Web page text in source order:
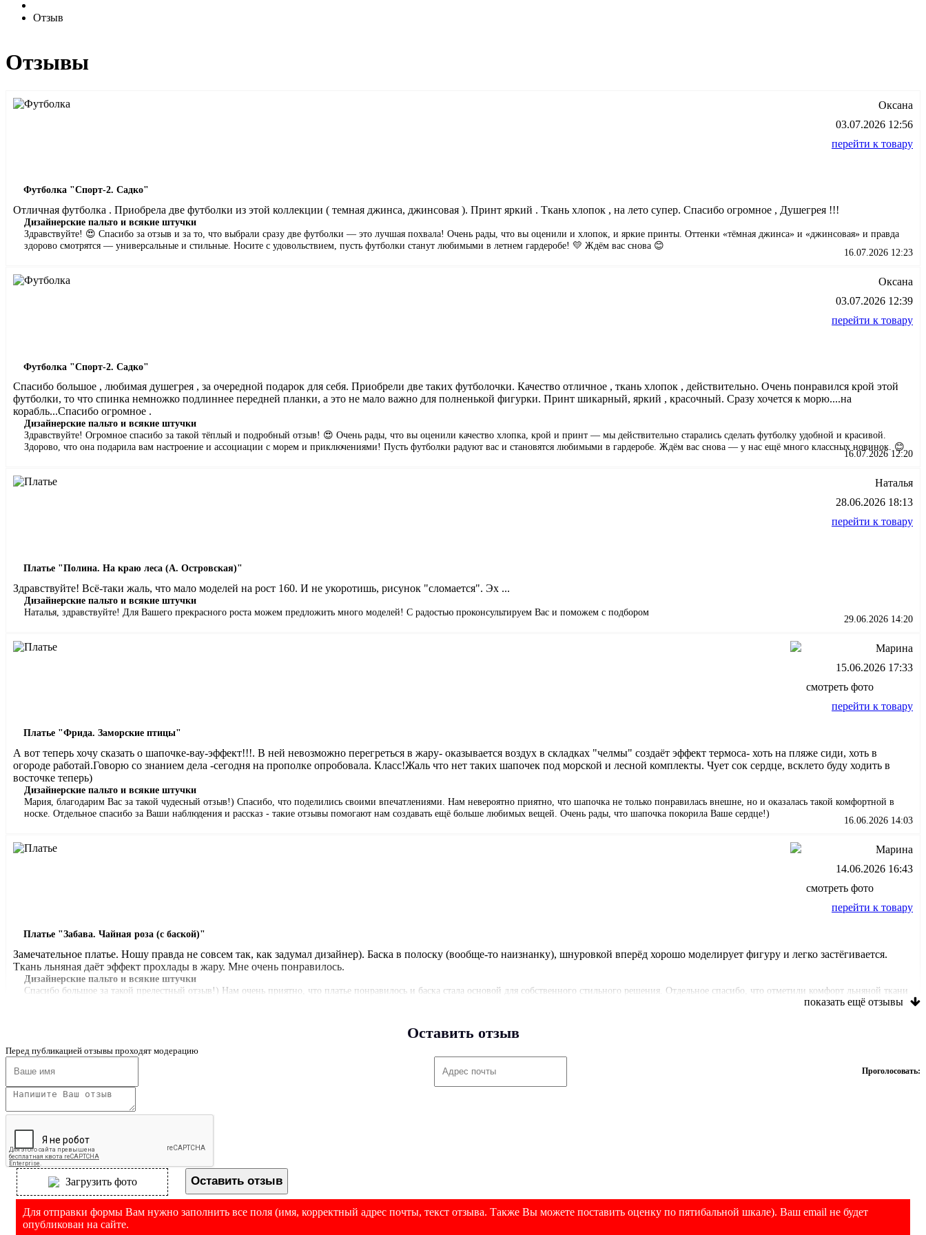
Отзыв
Отзывы
Платье "Забава. Чайная роза (с баской)"
Замечательное платье. Ношу правда не совсем так, как задумал дизайнер). Баска в полоску (вообще-то наизнанку), шнуровкой вперёд хорошо моделирует фигуру и легко застёгивается.
Ткань льняная даёт эффект прохлады в жару. Мне очень понравилось.
Марина
14.06.2026 16:43
смотреть фото
перейти к товару
Дизайнерские пальто и всякие штучки
Спасибо большое за такой прелестный отзыв!) Нам очень приятно, что платье понравилось и баска стала основой для собственного стильного решения. Отдельное спасибо, что отметили комфорт льняной ткани
16.06.2026 14:16
Замечательное платье. Ношу правда не совсем так, как задумал дизайнер). Баска в полоску (вообще-то наизнанку), шнуровкой вперёд хорошо моделирует фигуру и легко застёгивается.
Ткань льняная даёт эффект прохлады в жару. Мне очень понравилось.
смотреть фото
Дизайнерские пальто и всякие штучки
Огромное спасибо за такой душевный и подробный отзыв! Очень рады, что платье вам понравилось и вы нашли свой особенный способ его носить — это по‑настоящему креативно! Здорово, что вы оценили
льняную ткань: она и правда идеальна для жаркой погоды. Благодарим, что поделились лайфхаком со шнуровкой вперёд — возможно, это вдохновит и других покупательниц! Вы выглядите потрясающе —
спасибо, что делитесь своим стилем! Будем рады видеть вас снова в числе наших клиентов.
16.06.2026 12:17
Футболка "Спорт-2. Садко"
Отличная футболка . Приобрела две футболки из этой коллекции ( темная джинса, джинсовая ). Принт яркий . Ткань хлопок , на лето супер. Спасибо огромное , Душегрея !!!
Оксана
03.07.2026 12:56
перейти к товару
Дизайнерские пальто и всякие штучки
Здравствуйте! 😍 Спасибо за отзыв и за то, что выбрали сразу две футболки — это лучшая похвала! Очень рады, что вы оценили и хлопок, и яркие принты. Оттенки «тёмная джинса» и «джинсовая» и правда
здорово смотрятся — универсальные и стильные. Носите с удовольствием, пусть футболки станут любимыми в летнем гардеробе! 💛 Ждём вас снова 😊
16.07.2026 12:23
Футболка "Спорт-2. Садко"
Спасибо большое , любимая душегрея , за очередной подарок для себя. Приобрели две таких футболочки. Качество отличное , ткань хлопок , действительно. Очень понравился крой этой
футболки, то что спинка немножко подлиннее передней планки, а это не мало важно для полненькой фигурки. Принт шикарный, яркий , красочный. Сразу хочется к морю....на
корабль...Спасибо огромное .
Оксана
03.07.2026 12:39
перейти к товару
Дизайнерские пальто и всякие штучки
Здравствуйте! Огромное спасибо за такой тёплый и подробный отзыв! 😍 Очень рады, что вы оценили качество хлопка, крой и принт — мы действительно старались сделать футболку удобной и красивой.
Здорово, что она подарила вам настроение и ассоциации с морем и приключениями! Пусть футболки радуют вас и становятся любимыми в гардеробе. Ждём вас снова — у нас ещё много классных новинок. 😊
16.07.2026 12:20
Платье "Фрида. Заморские птицы"
А вот теперь хочу сказать о шапочке-вау-эффект!!!. В ней невозможно перегреться в жару- оказывается воздух в складках "челмы" создаёт эффект термоса- хоть на пляже сиди, хоть в
огороде работай.Говорю со знанием дела -сегодня на прополке опробовала. Класс!Жаль что нет таких шапочек под морской и лесной комплекты. Чует сок сердце, всклето буду ходить в
восточке теперь)
Марина
15.06.2026 17:33
смотреть фото
перейти к товару
Дизайнерские пальто и всякие штучки
Мария, благодарим Вас за такой чудесный отзыв!) Спасибо, что поделились своими впечатлениями. Нам невероятно приятно, что шапочка не только понравилась внешне, но и оказалась такой комфортной в
носке. Отдельное спасибо за Ваши наблюдения и рассказ - такие отзывы помогают нам создавать ещё больше любимых вещей. Очень рады, что шапочка покорила Ваше сердце!)
16.06.2026 14:03
Платье "Полина. На краю леса (А. Островская)"
Здравствуйте! Всё-таки жаль, что мало моделей на рост 160. И не укоротишь, рисунок "сломается". Эх ...
Наталья
28.06.2026 18:13
перейти к товару
Дизайнерские пальто и всякие штучки
Наталья, здравствуйте! Для Вашего прекрасного роста можем предложить много моделей! С радостью проконсультируем Вас и поможем с подбором
29.06.2026 14:20
показать ещё отзывы
Оставить отзыв
Перед публикацией отзывы проходят модерацию
Проголосовать:
Загрузить фото Оставить отзыв
Для отправки формы Вам нужно заполнить все поля (имя, корректный адрес почты, текст отзыва. Также Вы можете поставить оценку по пятибальной шкале). Ваш email не будет
опубликован на сайте.